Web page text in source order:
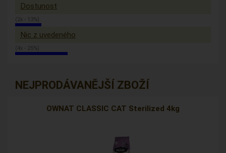
Dostunost
(2x - 13%)
Nic z uvedeného
(4x - 25%)
NEJPRODÁVANĚJŠÍ ZBOŽÍ
OWNAT CLASSIC CAT Sterilized 4kg